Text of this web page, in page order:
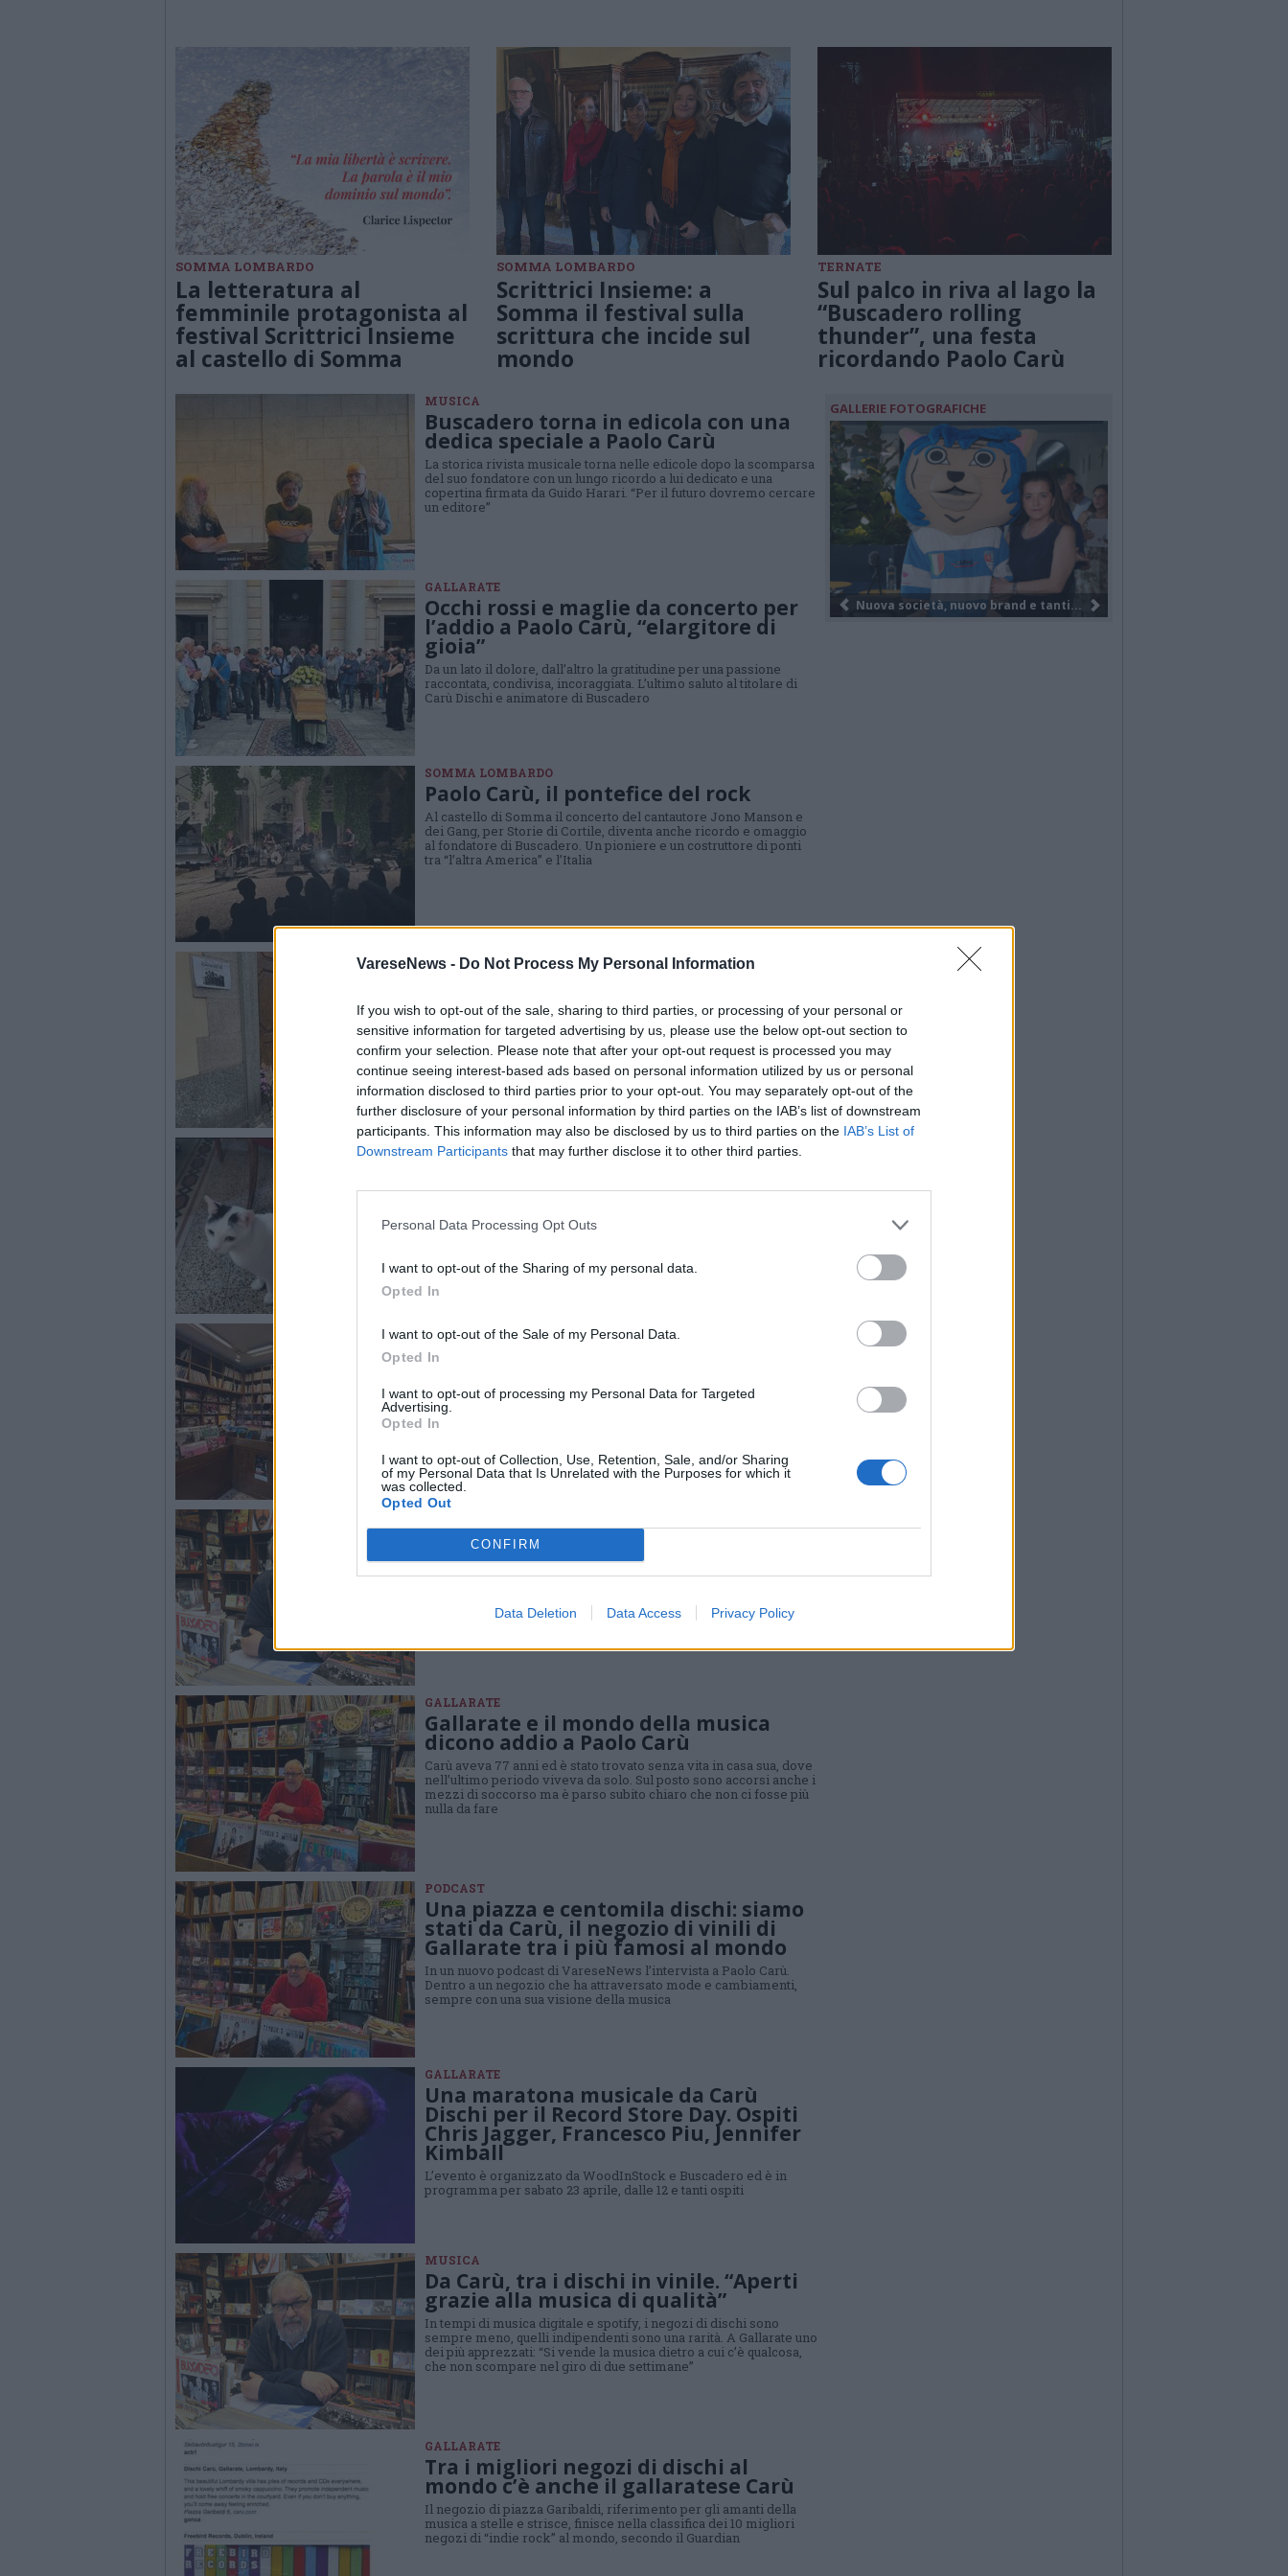
VareseNews - Do Not Process My Personal Information
If you wish to opt-out of the sale, sharing to third parties, or processing of your personal or
sensitive information for targeted advertising by us, please use the below opt-out section to
confirm your selection. Please note that after your opt-out request is processed you may
continue seeing interest-based ads based on personal information utilized by us or personal
information disclosed to third parties prior to your opt-out. You may separately opt-out of the
further disclosure of your personal information by third parties on the IAB’s list of downstream
participants. This information may also be disclosed by us to third parties on the IAB’s List of
Downstream Participants that may further disclose it to other third parties.
Personal Data Processing Opt Outs
I want to opt-out of the Sharing of my personal data.
Opted In
I want to opt-out of the Sale of my Personal Data.
Opted In
I want to opt-out of processing my Personal Data for Targeted
Advertising.
Opted In
I want to opt-out of Collection, Use, Retention, Sale, and/or Sharing
of my Personal Data that Is Unrelated with the Purposes for which it
was collected.
Opted Out
CONFIRM
Data Deletion Data Access Privacy Policy
SOMMA LOMBARDO
La letteratura al
femminile protagonista al
festival Scrittrici Insieme
al castello di Somma
SOMMA LOMBARDO
Scrittrici Insieme: a
Somma il festival sulla
scrittura che incide sul
mondo
TERNATE
Sul palco in riva al lago la
“Buscadero rolling
thunder”, una festa
ricordando Paolo Carù
MUSICA
Buscadero torna in edicola con una
dedica speciale a Paolo Carù
La storica rivista musicale torna nelle edicole dopo la scomparsa
del suo fondatore con un lungo ricordo a lui dedicato e una
copertina firmata da Guido Harari. “Per il futuro dovremo cercare
un editore”
GALLARATE
Occhi rossi e maglie da concerto per
l’addio a Paolo Carù, “elargitore di
gioia”
Da un lato il dolore, dall’altro la gratitudine per una passione
raccontata, condivisa, incoraggiata. L’ultimo saluto al titolare di
Carù Dischi e animatore di Buscadero
SOMMA LOMBARDO
Paolo Carù, il pontefice del rock
Al castello di Somma il concerto del cantautore Jono Manson e
dei Gang, per Storie di Cortile, diventa anche ricordo e omaggio
al fondatore di Buscadero. Un pioniere e un costruttore di ponti
tra “l’altra America” e l’Italia
GALLARATE
Giovedì a Gallarate i funerali di Paolo
L’ultimo saluto al proprietario dello storico negozio di dischi,
scomparso improvvisamente venerdì scorso. L’omaggio di
amici e clienti davanti al portone di piazza Garibaldi
GALLARATE
Luigi, il gatto di Paolo Carù è rimasto
solo e cerca casa
nella sua casa di Gallarate dove nell’ultimo periodo viveva solo.
MUSICA
Franco Zanetti ricorda Paolo Carù:
“Quell’inatteso tempio del vinile in
provincia”
Il direttore di Rockol ricorda per VareseNews il proprietario di
uno dei negozi di vinili più famosi al mondo. “A lui sarebbe bello
lavorando con Bertoncelli”
Il cordoglio per la scomparsa di Carù,
che ha donato a tanti la passione per
la musica
molti, dai clienti a chi collaborava con lui, alle istituzioni
GALLARATE
Gallarate e il mondo della musica
dicono addio a Paolo Carù
Carù aveva 77 anni ed è stato trovato senza vita in casa sua, dove
nell’ultimo periodo viveva da solo. Sul posto sono accorsi anche i
mezzi di soccorso ma è parso subito chiaro che non ci fosse più
nulla da fare
PODCAST
Una piazza e centomila dischi: siamo
stati da Carù, il negozio di vinili di
Gallarate tra i più famosi al mondo
In un nuovo podcast di VareseNews l’intervista a Paolo Carù.
Dentro a un negozio che ha attraversato mode e cambiamenti,
sempre con una sua visione della musica
GALLARATE
Una maratona musicale da Carù
Dischi per il Record Store Day. Ospiti
Chris Jagger, Francesco Piu, Jennifer
Kimball
L’evento è organizzato da WoodInStock e Buscadero ed è in
programma per sabato 23 aprile, dalle 12 e tanti ospiti
MUSICA
Da Carù, tra i dischi in vinile. “Aperti
grazie alla musica di qualità”
In tempi di musica digitale e spotify, i negozi di dischi sono
sempre meno, quelli indipendenti sono una rarità. A Gallarate uno
dei più apprezzati: “Si vende la musica dietro a cui c’è qualcosa,
che non scompare nel giro di due settimane”
GALLARATE
Tra i migliori negozi di dischi al
mondo c’è anche il gallaratese Carù
Il negozio di piazza Garibaldi, riferimento per gli amanti della
musica a stelle e strisce, finisce nella classifica dei 10 migliori
negozi di “indie rock” al mondo, secondo il Guardian
GALLERIE FOTOGRAFICHE
Il Gruppo Elite di VareseBasketball...